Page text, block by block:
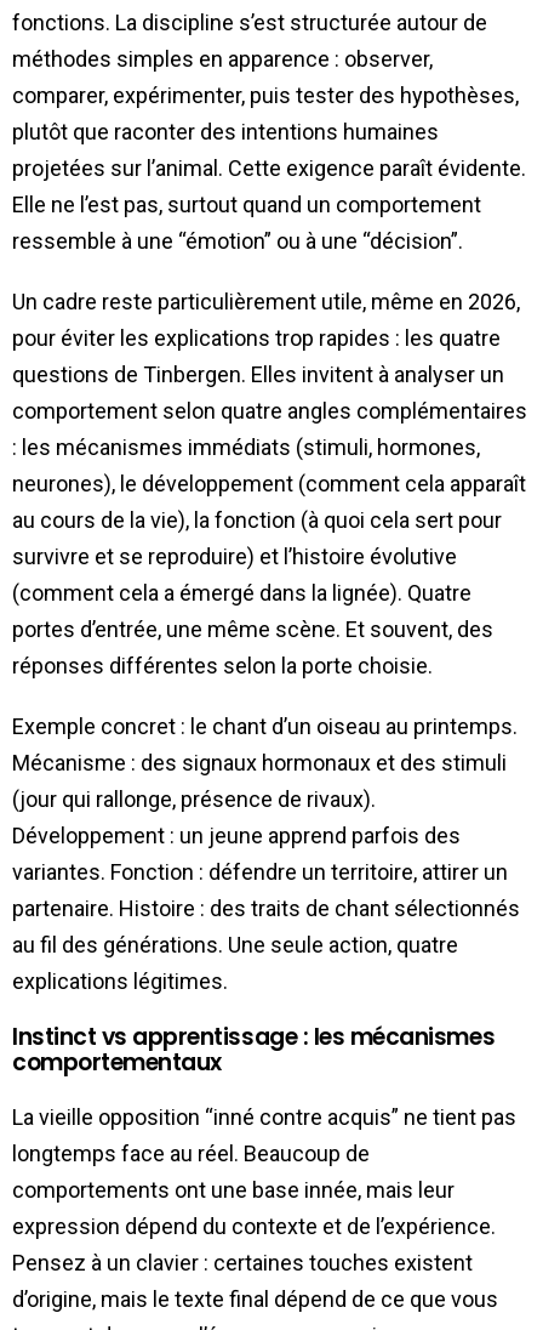
fonctions. La discipline s’est structurée autour de
méthodes simples en apparence : observer,
comparer, expérimenter, puis tester des hypothèses,
plutôt que raconter des intentions humaines
projetées sur l’animal. Cette exigence paraît évidente.
Elle ne l’est pas, surtout quand un comportement
ressemble à une “émotion” ou à une “décision”.
Un cadre reste particulièrement utile, même en 2026,
pour éviter les explications trop rapides : les quatre
questions de Tinbergen. Elles invitent à analyser un
comportement selon quatre angles complémentaires
: les mécanismes immédiats (stimuli, hormones,
neurones), le développement (comment cela apparaît
au cours de la vie), la fonction (à quoi cela sert pour
survivre et se reproduire) et l’histoire évolutive
(comment cela a émergé dans la lignée). Quatre
portes d’entrée, une même scène. Et souvent, des
réponses différentes selon la porte choisie.
Exemple concret : le chant d’un oiseau au printemps.
Mécanisme : des signaux hormonaux et des stimuli
(jour qui rallonge, présence de rivaux).
Développement : un jeune apprend parfois des
variantes. Fonction : défendre un territoire, attirer un
partenaire. Histoire : des traits de chant sélectionnés
au fil des générations. Une seule action, quatre
explications légitimes.
Instinct vs apprentissage : les mécanismes
comportementaux
La vieille opposition “inné contre acquis” ne tient pas
longtemps face au réel. Beaucoup de
comportements ont une base innée, mais leur
expression dépend du contexte et de l’expérience.
Pensez à un clavier : certaines touches existent
d’origine, mais le texte final dépend de ce que vous